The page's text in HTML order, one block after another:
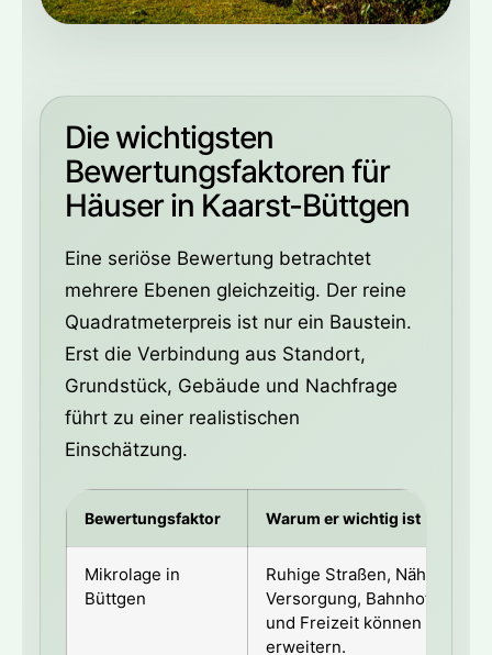
Die wichtigsten
Bewertungsfaktoren für
Häuser in Kaarst-Büttgen
Eine seriöse Bewertung betrachtet
mehrere Ebenen gleichzeitig. Der reine
Quadratmeterpreis ist nur ein Baustein.
Erst die Verbindung aus Standort,
Grundstück, Gebäude und Nachfrage
führt zu einer realistischen
Einschätzung.
Bewertungsfaktor Warum er wichtig ist
Mikrolage in
Büttgen
Ruhige Straßen, Nähe zu
Versorgung, Bahnhof,
und Freizeit können den
erweitern.